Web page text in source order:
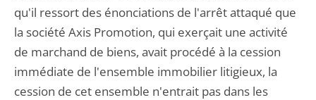
qu'il ressort des énonciations de l'arrêt attaqué que
la société Axis Promotion, qui exerçait une activité
de marchand de biens, avait procédé à la cession
immédiate de l'ensemble immobilier litigieux, la
cession de cet ensemble n'entrait pas dans les